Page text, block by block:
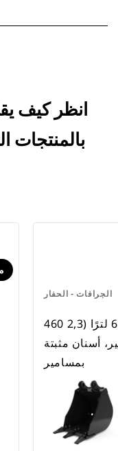
بالمنتجات
الجرافات - الحفار
460 مم (18 بوصة)، 65 لترًا (2,3
أسنان مثبتة
بمسامير